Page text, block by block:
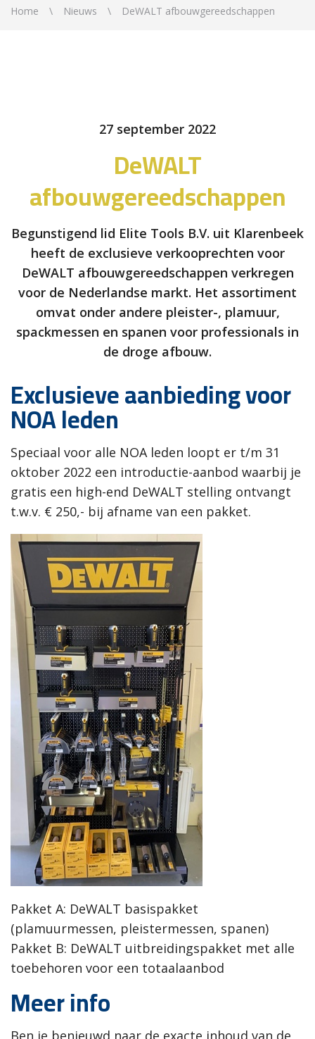
Home Nieuws DeWALT afbouwgereedschappen
27 september 2022
DeWALT
afbouwgereedschappen
Begunstigend lid Elite Tools B.V. uit Klarenbeek
heeft de exclusieve verkooprechten voor
DeWALT afbouwgereedschappen verkregen
voor de Nederlandse markt. Het assortiment
omvat onder andere pleister-, plamuur,
spackmessen en spanen voor professionals in
de droge afbouw.
Exclusieve aanbieding voor
NOA leden
Speciaal voor alle NOA leden loopt er t/m 31
oktober 2022 een introductie-aanbod waarbij je
gratis een high-end DeWALT stelling ontvangt
t.w.v. € 250,- bij afname van een pakket.
Pakket A: DeWALT basispakket
(plamuurmessen, pleistermessen, spanen)
Pakket B: DeWALT uitbreidingspakket met alle
toebehoren voor een totaalaanbod
Meer info